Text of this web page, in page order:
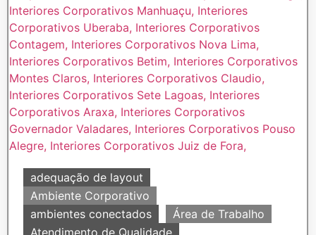
adequação de layout
Ambiente Corporativo
ambientes conectados
Área de Trabalho
Atendimento de Qualidade